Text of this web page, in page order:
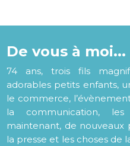
De vous à moi...
74 ans, trois fils
adorables petits enfants,
le commerce,
la communication,
maintenant, de nouveaux
la presse et les choses de